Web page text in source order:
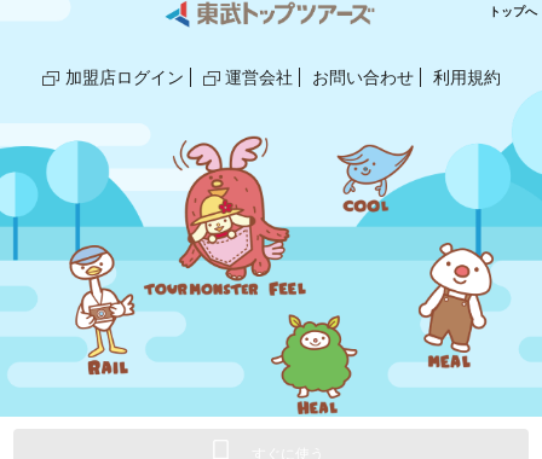
加盟店ログイン 運営会社 お問い合わせ 利用規約
トップへ